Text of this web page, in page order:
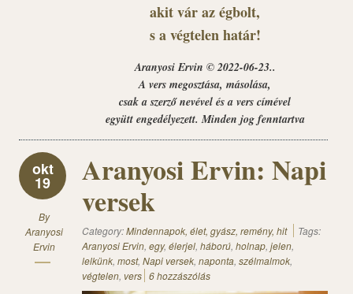
akit vár az égbolt,
s a végtelen határ!
Aranyosi Ervin © 2022-06-23..
A vers megosztása, másolása,
csak a szerző nevével és a vers címével
együtt engedélyezett. Minden jog fenntartva
okt
19
By
Aranyosi
Ervin
Aranyosi Ervin: Napi
versek
Category:Mindennapok, élet, gyász, remény, hit
Tags:
Aranyosi Ervin, egy, élerjel, háború, holnap, jelen,
lelkünk, most, Napi versek, naponta, szélmalmok,
végtelen, vers 6 hozzászólás